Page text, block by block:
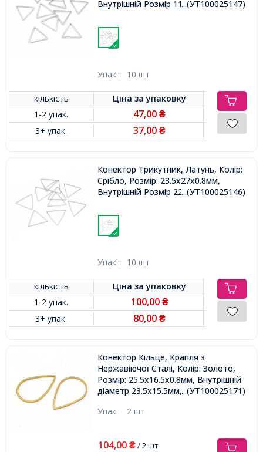
Внутрішній Розмір 11x12мм,...(УТ100025147)
Упак.: 10 шт
кількість Ціна заупаковку
1-2 упак.
47,00₴
3+ упак. 37,00₴
Конектор Трикутник, Латунь, Колір:
Срібло, Розмір: 23.5x27x0.8мм,
Внутрішній Розмір 22x24мм,...(УТ100025146)
Упак.: 10 шт
кількість Ціна заупаковку
1-2 упак.
100,00 ₴
3+ упак. 80,00₴
Конектор Кільце, Крапля з
Нержавіючої Сталі, Колір: Золото,
Розмір: 25.5x16.5x0.8мм, Внутрішній
діаметр 23.5x15.5мм,...(УТ100025171)
Упак.: 2 шт
104,00 ₴/ 2 шт